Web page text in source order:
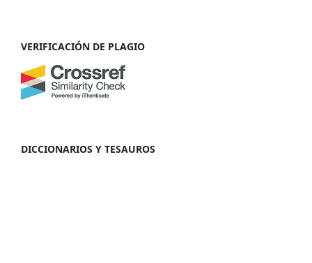
VERIFICACIÓN DE PLAGIO
DICCIONARIOS Y TESAUROS